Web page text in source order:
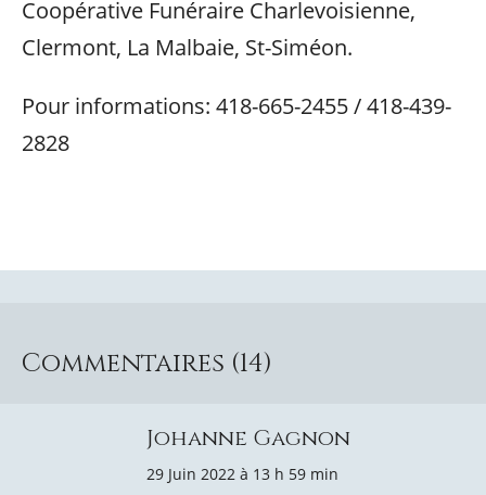
Coopérative Funéraire Charlevoisienne,
Clermont, La Malbaie, St-Siméon.
Pour informations: 418-665-2455 / 418-439-
2828
Commentaires (14)
Johanne Gagnon
29 Juin 2022 à 13 h 59 min